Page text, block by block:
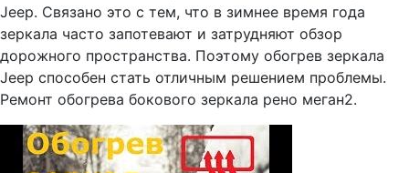
Jeep. Связано это с тем, что в зимнее время года
зеркала часто запотевают и затрудняют обзор
дорожного пространства. Поэтому обогрев зеркала
Jeep способен стать отличным решением проблемы.
Ремонт обогрева бокового зеркала рено меган2.